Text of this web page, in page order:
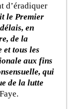
d’éradiquer
le Premier
en
de la
et tous les
aux fins
qui
de la lutte